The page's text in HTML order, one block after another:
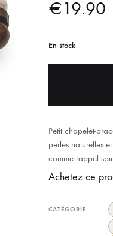
PRIER LES SAINTS
€19.90
En stock
Petit chapelet-
perles naturelles
comme rappel
Achetez ce
CATÉGORIE